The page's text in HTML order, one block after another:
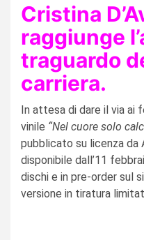
Cristina
raggiunge
traguardo
carriera.
In attesa di dare il via ai
vinile “Nel cuore solo
pubblicato su licenza
disponibile dall’11
dischi e in pre-order sul
versione in tiratura